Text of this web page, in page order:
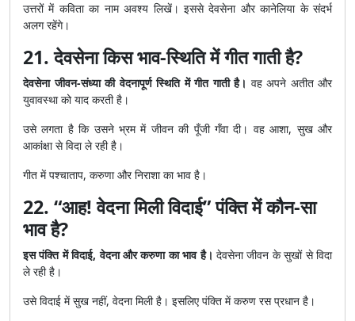
उत्तरों में कविता का नाम अवश्य लिखें। इससे देवसेना और कानेलिया के संदर्भ
अलग रहेंगे।
21. देवसेना किस भाव-स्थिति में गीत गाती है?
देवसेना जीवन-संध्या की वेदनापूर्ण स्थिति में गीत गाती है। वह अपने अतीत और
युवावस्था को याद करती है।
उसे लगता है कि उसने भ्रम में जीवन की पूँजी गँवा दी। वह आशा, सुख और
आकांक्षा से विदा ले रही है।
गीत में पश्चाताप, करुणा और निराशा का भाव है।
22. “आह! वेदना मिली विदाई” पंक्ति में कौन-सा
भाव है?
इस पंक्ति में विदाई, वेदना और करुणा का भाव है। देवसेना जीवन के सुखों से विदा
ले रही है।
उसे विदाई में सुख नहीं, वेदना मिली है। इसलिए पंक्ति में करुण रस प्रधान है।